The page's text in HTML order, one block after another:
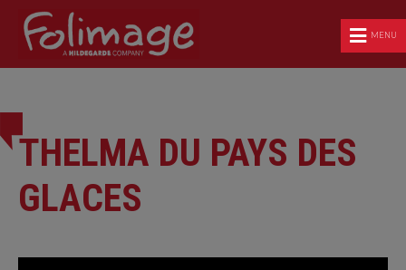
MENU
THELMA DU PAYS DES
GLACES